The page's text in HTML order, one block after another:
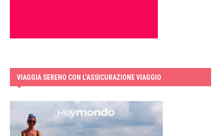
VIAGGIA SERENO CON L’ASSICURAZIONE VIAGGIO